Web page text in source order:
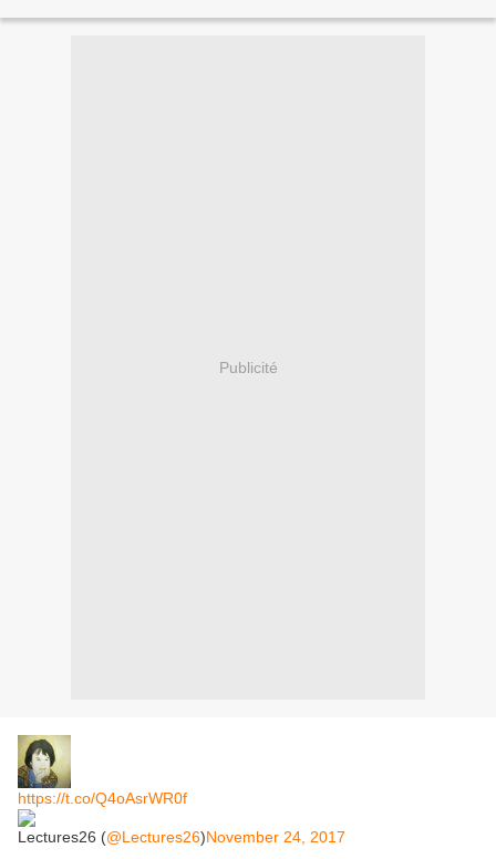
Publicité
https://t.co/Q4oAsrWR0f
Lectures26 (@Lectures26)November 24, 2017